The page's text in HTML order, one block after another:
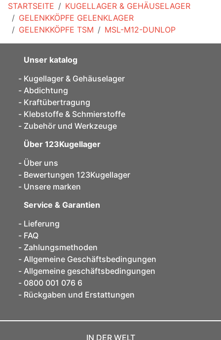
STARTSEITE
KUGELLAGER & GEHÄUSELAGER
GELENKKÖPFE GELENKLAGER
GELENKKÖPFE TSM
MSL-M12-DUNLOP
Unser katalog
Kugellager & Gehäuselager
Abdichtung
Kraftübertragung
Klebstoffe & Schmierstoffe
Zubehör und Werkzeuge
Über 123Kugellager
Über uns
Bewertungen 123Kugellager
Unsere marken
Service & Garantien
Lieferung
FAQ
Zahlungsmethoden
Allgemeine Geschäftsbedingungen
Allgemeine geschäftsbedingungen
0800 001 076 6
Rückgaben und Erstattungen
IN DER WELT